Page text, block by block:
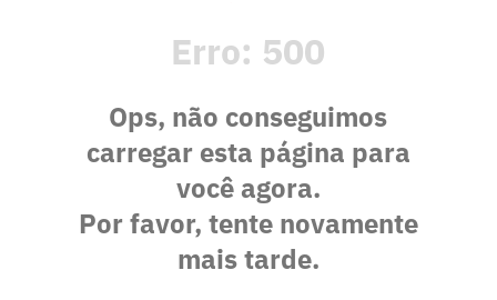
Erro: 500
Ops, não conseguimos
carregar esta página para
você agora.
Por favor, tente novamente
mais tarde.